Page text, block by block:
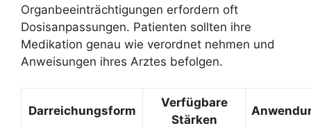
Organbeeinträchtigungen erfordern oft
Dosisanpassungen. Patienten sollten ihre
Medikation genau wie verordnet nehmen und
Anweisungen ihres Arztes befolgen.
Darreichungsform
Verfügbare
Stärken